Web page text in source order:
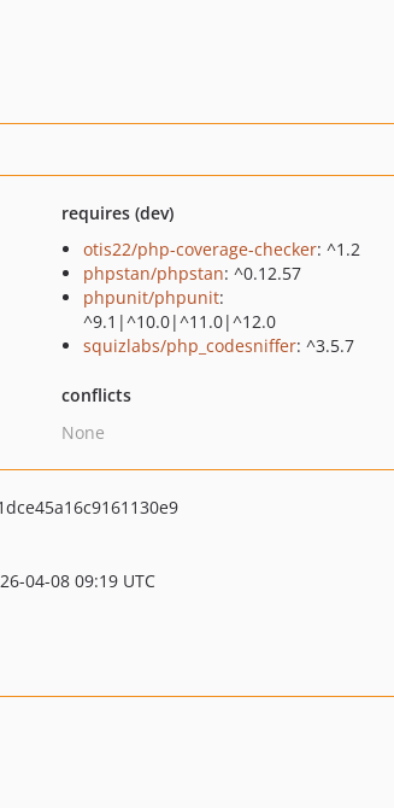
requires (dev)
otis22/php-coverage-checker: ^1.2
phpstan/phpstan: ^0.12.57
phpunit/phpunit:
^9.1|^10.0|^11.0|^12.0
squizlabs/php_codesniffer: ^3.5.7
conflicts
None
04-08 09:19 UTC